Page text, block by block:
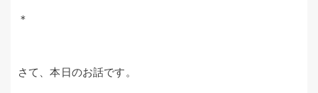
＊
さて、本日のお話です。